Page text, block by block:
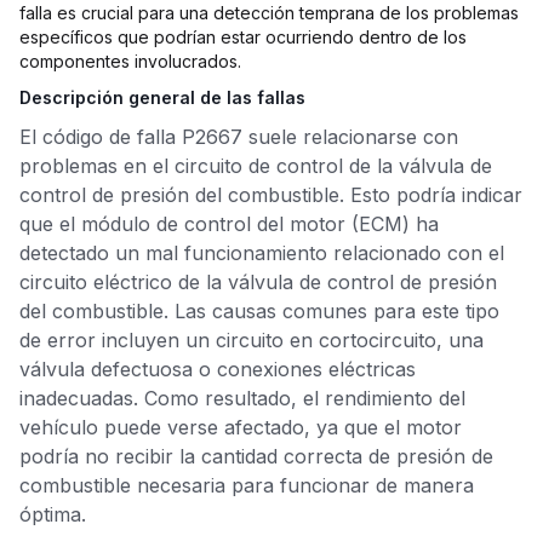
falla es crucial para una detección temprana de los problemas
específicos que podrían estar ocurriendo dentro de los
componentes involucrados.
Descripción general de las fallas
El código de falla P2667 suele relacionarse con
problemas en el circuito de control de la válvula de
control de presión del combustible. Esto podría indicar
que el módulo de control del motor (ECM) ha
detectado un mal funcionamiento relacionado con el
circuito eléctrico de la válvula de control de presión
del combustible. Las causas comunes para este tipo
de error incluyen un circuito en cortocircuito, una
válvula defectuosa o conexiones eléctricas
inadecuadas. Como resultado, el rendimiento del
vehículo puede verse afectado, ya que el motor
podría no recibir la cantidad correcta de presión de
combustible necesaria para funcionar de manera
óptima.